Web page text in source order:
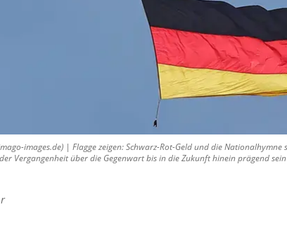
images.de) | Flagge zeigen: Schwarz-Rot-Geld und die
Vergangenheit über die Gegenwart bis in die Zukunft hinein prägend